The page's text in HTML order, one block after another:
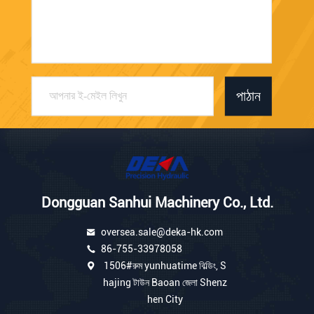
পাঠান
Dongguan Sanhui Machinery Co., Ltd.
oversea.sale@deka-hk.com
86-755-33978058
1506#রুম yunhuatime বিল্ডিং, S
hajing টাউন Baoan জেলা Shenz
hen City